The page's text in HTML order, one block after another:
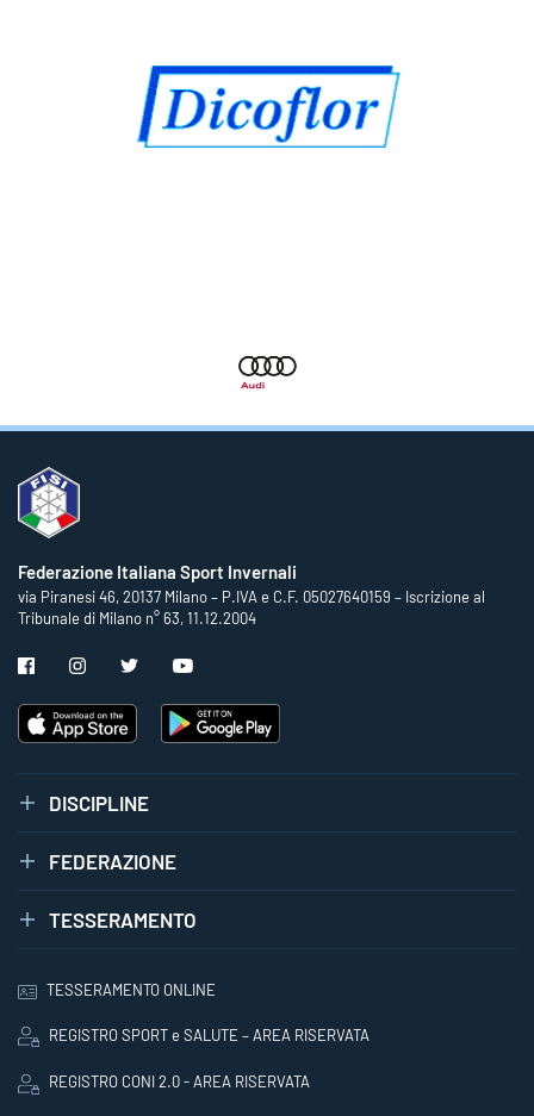
Federazione Italiana Sport Invernali
via Piranesi 46, 20137 Milano – P.IVA e C.F. 05027640159 – Iscrizione al
Tribunale di Milano n° 63, 11.12.2004
DISCIPLINE
FEDERAZIONE
TESSERAMENTO
TESSERAMENTO ONLINE
REGISTRO SPORT e SALUTE – AREA RISERVATA
REGISTRO CONI 2.0 - AREA RISERVATA